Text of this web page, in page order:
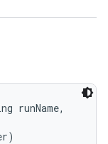
runName,